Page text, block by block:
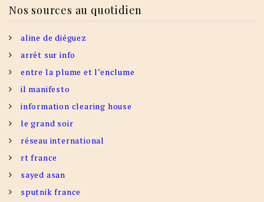
Nos sources au quotidien
aline de diéguez
arrêt sur info
entre la plume et l’enclume
il manifesto
information clearing house
le grand soir
réseau international
rt france
sayed asan
sputnik france